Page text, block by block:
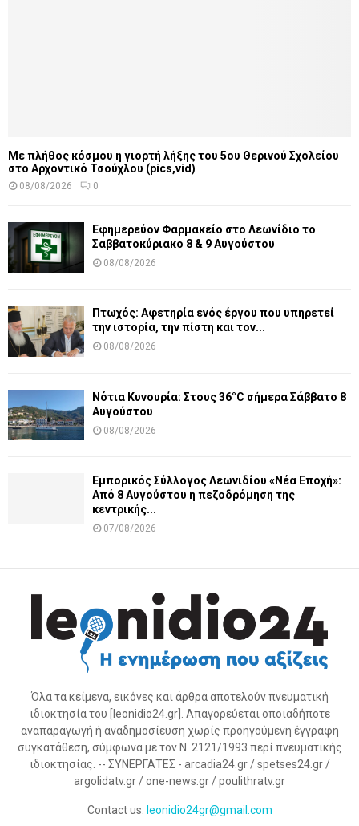
Με πλήθος κόσμου η γιορτή λήξης του 5ου Θερινού Σχολείου
στο Αρχοντικό Τσούχλου (pics,vid)
08/08/2026 0
Εφημερεύον Φαρμακείο στο Λεωνίδιο το
Σαββατοκύριακο 8 & 9 Αυγούστου
08/08/2026
Πτωχός: Αφετηρία ενός έργου που υπηρετεί
την ιστορία, την πίστη και τον...
08/08/2026
Νότια Κυνουρία: Στους 36°C σήμερα Σάββατο 8
Αυγούστου
08/08/2026
Εμπορικός Σύλλογος Λεωνιδίου «Νέα Εποχή»:
Από 8 Αυγούστου η πεζοδρόμηση της
κεντρικής...
07/08/2026
Όλα τα κείμενα, εικόνες και άρθρα αποτελούν πνευματική
ιδιοκτησία του [leonidio24.gr]. Απαγορεύεται οποιαδήποτε
αναπαραγωγή ή αναδημοσίευση χωρίς προηγούμενη έγγραφη
συγκατάθεση, σύμφωνα με τον Ν. 2121/1993 περί πνευματικής
ιδιοκτησίας. -- ΣΥΝΕΡΓΑΤΕΣ - arcadia24.gr / spetses24.gr /
argolidatv.gr / one-news.gr / poulithratv.gr
Contact us: leonidio24gr@gmail.com